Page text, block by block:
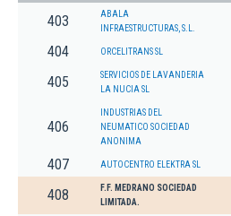
403
ABALA
INFRAESTRUCTURAS, S.L.
404 ORCELITRANS SL
405
SERVICIOS DE LAVANDERIA
LA NUCIA SL
406
INDUSTRIAS DEL
NEUMATICO SOCIEDAD
ANONIMA
407 AUTOCENTRO ELEKTRA SL
408
F.F. MEDRANO SOCIEDAD
LIMITADA.